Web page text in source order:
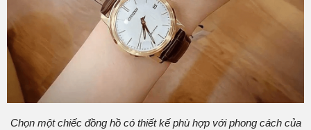
Chọn một chiếc đồng hồ có thiết kế phù hợp với phong cách của